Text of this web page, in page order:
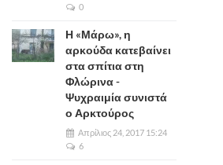
0
Η «Μάρω», η
αρκούδα κατεβαίνει
στα σπίτια στη
Φλώρινα -
Ψυχραιμία συνιστά
ο Αρκτούρος
Απρίλιος 24, 2017 15:24
6